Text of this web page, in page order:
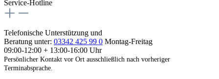
Service-Hotline
Telefonische Unterstützung und
Beratung unter: 03342 425 99 0 Montag-Freitag
09:00-12:00 + 13:00-16:00 Uhr
Persönlicher Kontakt vor Ort ausschließlich nach vorheriger
Terminabsprache.